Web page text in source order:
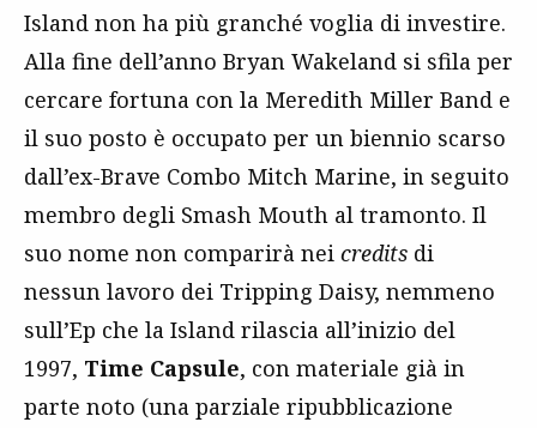
Island non ha più granché voglia di investire.
Alla fine dell’anno Bryan Wakeland si sfila per
cercare fortuna con la Meredith Miller Band e
il suo posto è occupato per un biennio scarso
dall’ex-Brave Combo Mitch Marine, in seguito
membro degli Smash Mouth al tramonto. Il
suo nome non comparirà nei credits di
nessun lavoro dei Tripping Daisy, nemmeno
sull’Ep che la Island rilascia all’inizio del
1997, Time Capsule, con materiale già in
parte noto (una parziale ripubblicazione